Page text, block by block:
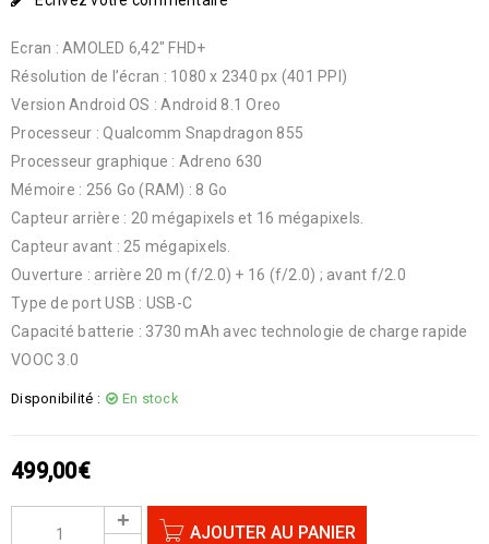
Ecran : AMOLED 6,42″ FHD+
Résolution de l’écran : 1080 x 2340 px (401 PPI)
Version Android OS : Android 8.1 Oreo
Processeur : Qualcomm Snapdragon 855
Processeur graphique : Adreno 630
Mémoire : 256 Go (RAM) : 8 Go
Capteur arrière : 20 mégapixels et 16 mégapixels.
Capteur avant : 25 mégapixels.
Ouverture : arrière 20 m (f/2.0) + 16 (f/2.0) ; avant f/2.0
Type de port USB : USB-C
Capacité batterie : 3730 mAh avec technologie de charge rapide
VOOC 3.0
Disponibilité : En stock
499,00€
AJOUTER AU PANIER